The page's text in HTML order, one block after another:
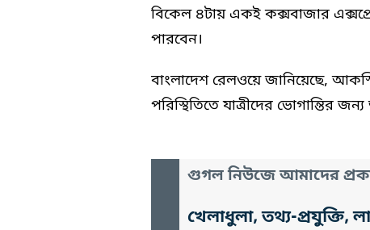
বিকেল ৪টায় একই কক্সবাজার
পারবেন।
বাংলাদেশ রেলওয়ে জানিয়েছে,
পরিস্থিতিতে যাত্রীদের ভোগান্তির
গুগল নিউজে আমাদের
খেলাধুলা, তথ্য-প্রযুক্তি,